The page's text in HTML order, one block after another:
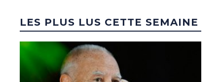
LES PLUS LUS CETTE SEMAINE